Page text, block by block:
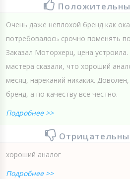
Очень даже неплохой бренд как
потребовалось срочно поменять
Заказал Моторхерц, цена
мастера сказали, что хороший
месяц, нареканий никаких.
бренд, а по качеству всё честно.
Подробнее >>
хороший аналог
Подробнее >>